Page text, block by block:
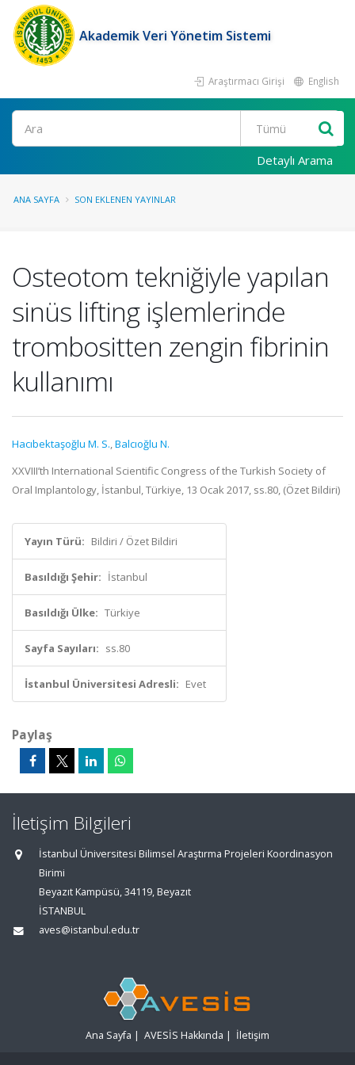
Akademik Veri Yönetim Sistemi
Araştırmacı Girişi English
Ara
Detaylı Arama
ANA SAYFA SON EKLENEN YAYINLAR
Osteotom tekniğiyle yapılan
sinüs lifting işlemlerinde
trombositten zengin fibrinin
kullanımı
Hacıbektaşoğlu M. S.,Balcıoğlu N.
XXVIII’th International Scientific Congress of the Turkish Society of
Oral Implantology, İstanbul, Türkiye, 13 Ocak 2017, ss.80, (Özet Bildiri)
Yayın Türü: Bildiri / Özet Bildiri
Basıldığı Şehir: İstanbul
Basıldığı Ülke: Türkiye
Sayfa Sayıları: ss.80
İstanbul Üniversitesi Adresli: Evet
Paylaş
İletişim Bilgileri
İstanbul Üniversitesi Bilimsel Araştırma Projeleri Koordinasyon
Birimi
Beyazıt Kampüsü, 34119, Beyazıt
İSTANBUL
aves@istanbul.edu.tr
Ana Sayfa | AVESİS Hakkında | İletişim